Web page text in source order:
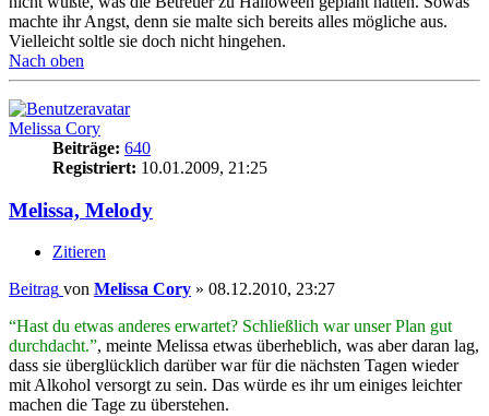
machte ihr Angst, denn sie malte sich bereits alles mögliche aus.
Vielleicht soltle sie doch nicht hingehen.
Nach oben
Melissa Cory
Beiträge: 640
Registriert: 10.01.2009, 21:25
Melissa, Melody
Zitieren
Beitrag von Melissa Cory » 08.12.2010, 23:27
“Hast du etwas anderes erwartet? Schließlich war unser Plan gut
durchdacht.”, meinte Melissa etwas überheblich, was aber daran lag,
dass sie überglücklich darüber war für die nächsten Tagen wieder
mit Alkohol versorgt zu sein. Das würde es ihr um einiges leichter
machen die Tage zu überstehen.